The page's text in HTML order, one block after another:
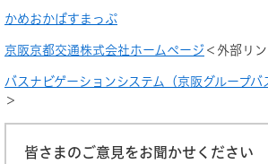
かめおかばすまっぷ
京阪京都交通株式会社ホームページ ＜外部リ
バスナビゲーションシステム（京阪グループバ
＞
皆さまのご意見をお聞かせください